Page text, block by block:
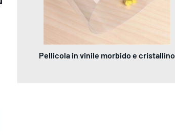
Pellicola in vinile morbido e cristallino